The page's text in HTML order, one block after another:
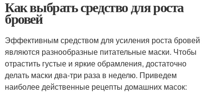
Как выбрать средство для роста
бровей
Эффективным средством для усиления роста бровей
являются разнообразные питательные маски. Чтобы
отрастить густые и яркие обрамления, достаточно
делать маски два-три раза в неделю. Приведем
наиболее действенные рецепты домашних масок: